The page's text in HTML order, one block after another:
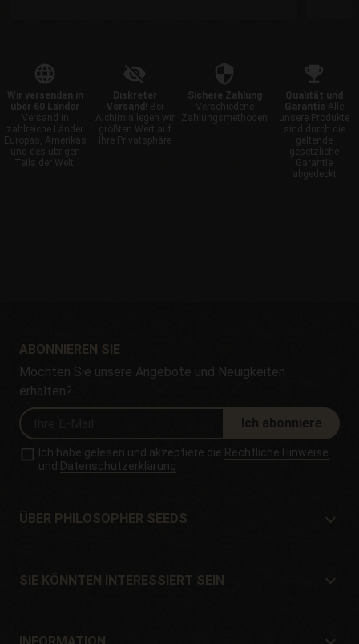
Wir versenden in
über 60 Länder
Versand in
zahlreiche Länder
Europas, Amerikas
und des übrigen
Teils der Welt.
Diskreter
Versand! Bei
Alchimia legen wir
größten Wert auf
Ihre Privatsphäre
Sichere Zahlung
Verschiedene
Zahlungsmethoden
Qualität und
Garantie Alle
unsere Produkte
sind durch die
geltende
gesetzliche
Garantie
abgedeckt
ABONNIEREN SIE
Möchten Sie unsere Angebote und Neuigkeiten
erhalten?
Ich abonniere
Ich habe gelesen und akzeptiere die Rechtliche Hinweise
und Datenschutzerklärung
ÜBER PHILOSOPHER SEEDS
Lage und Kontakt
SIE KÖNNTEN INTERESSIERT SEIN
Angebote